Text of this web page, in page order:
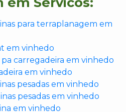
para terraplanagem em
em vinhedo
carregadeira em vinhedo
em vinhedo
pesadas em vinhedo
pesadas em vinhedo
em vinhedo